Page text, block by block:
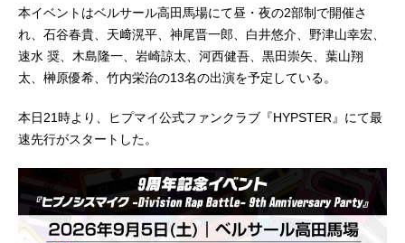
本イベントはベルサール高田馬場にて昼・夜の2部制で開催さ
れ、石谷春貴、天﨑滉平、神尾晋一郎、白井悠介、野津山幸宏、
速水 奨、木島隆一、岩崎諒太、河西健吾、黒田崇矢、葉山翔
太、榊原優希、竹内栄治の13名の出演を予定している。
本日21時より、ヒプマイ公式ファンクラブ『HYPSTER』にて最
速先行がスタートした。